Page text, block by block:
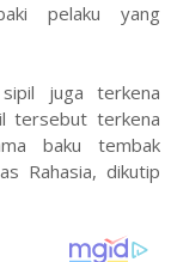
pelaku yang
juga terkena
tersebut terkena
baku tembak
Rahasia, dikutip